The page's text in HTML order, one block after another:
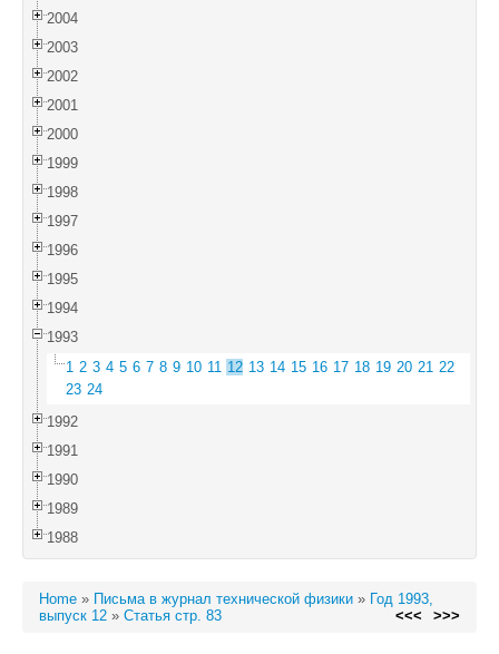
2004
2003
2002
2001
2000
1999
1998
1997
1996
1995
1994
1993
1 2 3 4 5 6 7 8 9 10 11 12 13 14 15 16 17 18 19 20 21 22
23 24
1992
1991
1990
1989
1988
Home » Письма в журнал технической физики » Год 1993,
выпуск 12 » Статья стр. 83 <<< >>>